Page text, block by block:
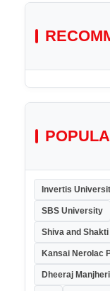
Invertis
SBS University
Shiva and Shakti
Kansai Nerolac
Dheeraj Manjheri